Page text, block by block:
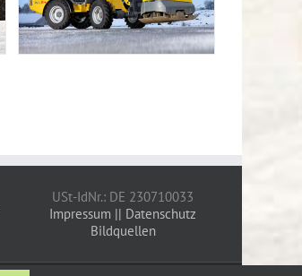
USt-IdNr.: DE 230710033
Impressum || Datenschutz
Bildquellen